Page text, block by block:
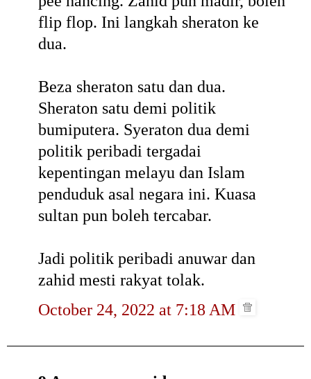
flip flop. Ini langkah sheraton ke
dua.
Beza sheraton satu dan dua.
Sheraton satu demi politik
bumiputera. Syeraton dua demi
politik peribadi tergadai
kepentingan melayu dan Islam
penduduk asal negara ini. Kuasa
sultan pun boleh tercabar.
Jadi politik peribadi anuwar dan
zahid mesti rakyat tolak.
October 24, 2022 at 7:18 AM